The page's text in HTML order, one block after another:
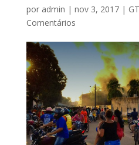
por admin | nov 3, 2017| GT
Comentários